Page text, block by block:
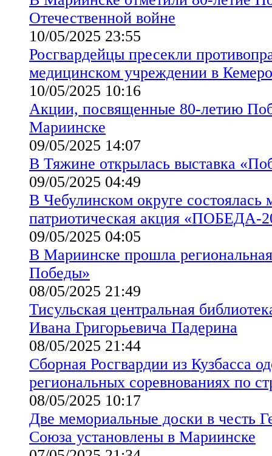
Отечественной войне
10/05/2025 23:55
Росгвардейцы пресекли
медицинском учреждении в
10/05/2025 10:16
Акции, посвященные 80-летию
Мариинске
09/05/2025 14:07
В Тяжине открылась выставка
09/05/2025 04:49
В Чебулинском округе состоялась
патриотическая акция «ПОБЕДА-
09/05/2025 04:05
В Мариинске прошла
Победы»
08/05/2025 21:49
Тисульская центральная
Ивана Григорьевича Падерина
08/05/2025 21:44
Сборная Росгвардии из Кузбасса
региональных соревнованиях по
08/05/2025 10:17
Две мемориальные доски в честь
Союза установлены в Мариинске